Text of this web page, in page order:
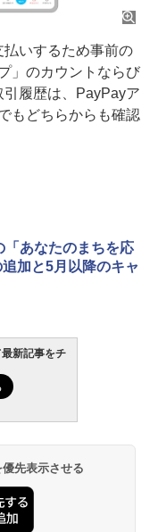
いするため事前の
」のカウントならび
履歴は、PayPayア
もどちらからも確認
「あなたのまちを応
加と5月以降のキャ
新記事をチ
先表示させる